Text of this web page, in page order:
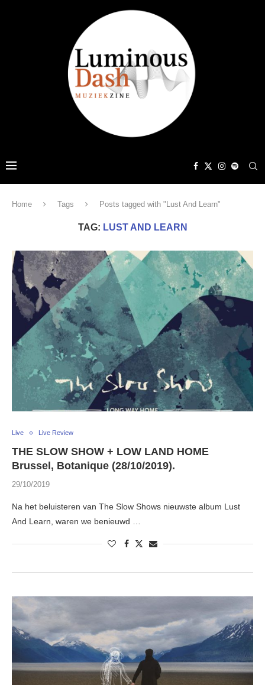
Home Tags Posts tagged with "Lust And Learn"
TAG: LUST AND LEARN
Live Live Review
THE SLOW SHOW + LOW LAND HOME
Brussel, Botanique (28/10/2019).
29/10/2019
Na het beluisteren van The Slow Shows nieuwste album Lust
And Learn, waren we benieuwd …